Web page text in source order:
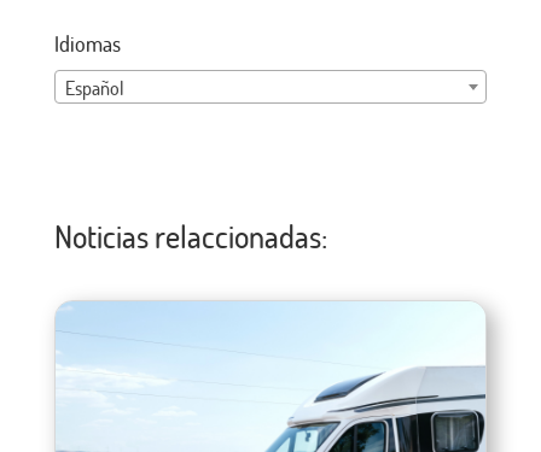
Idiomas
Español
Noticias relaccionadas: